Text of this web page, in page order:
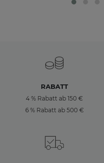
RABATT
4 % Rabatt ab 150 €
6 % Rabatt ab 500 €